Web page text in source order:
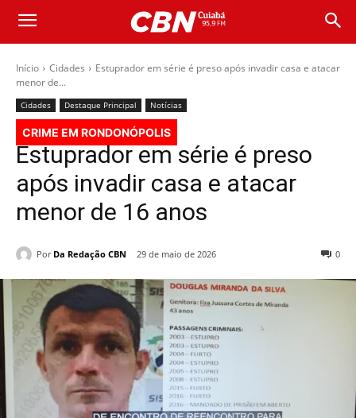
Início Cidades
Estuprador em série é preso após invadir casa e atacar
menor de...
Cidades Destaque Principal Notícias
CRIME EM RONDONÓPOLIS
Estuprador em série é preso
após invadir casa e atacar
menor de 16 anos
Por Da Redação CBN 29 de maio de 2026 0